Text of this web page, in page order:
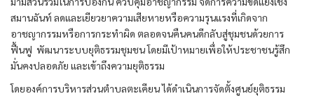
สมานฉันท์ ลดและเยียวยาความเสียหายหรือความรุนแรงที่เกิดจาก
อาชญากรรมหรือการกระทำผิด ตลอดจนคืนคนดีกลับสู่ชุมชนด้วยการ
ฟื้นฟู พัฒนาระบบยุติธรรมชุมชน โดยมีเป้าหมายเพื่อให้ประชาชนรู้สึก
มั่นคงปลอดภัย และเข้าถึงความยุติธรรม
โดยองค์การบริหารส่วนตำบลตะเคียน ได้ดำเนินการจัดตั้งศูนย์ยุติธรรม